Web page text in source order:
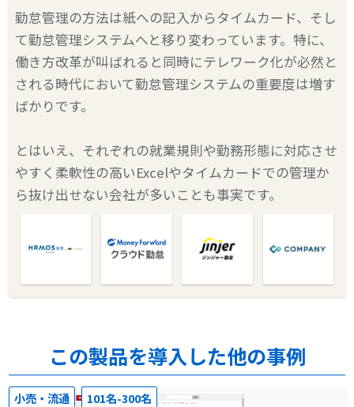
勤怠管理の方法は紙への記入からタイムカード、そし
て勤怠管理システムへと移り変わっています。特に、
働き方改革が叫ばれると同時にテレワーク化が必然と
される時代において勤怠管理システムの重要度は増す
ばかりです。
とはいえ、それぞれの就業規則や勤務形態に対応させ
やすく柔軟性の高いExcelやタイムカードでの管理か
ら抜け出せない会社が多いことも事実です。
この製品を導入した他の事例
小売・流通 101名-300名